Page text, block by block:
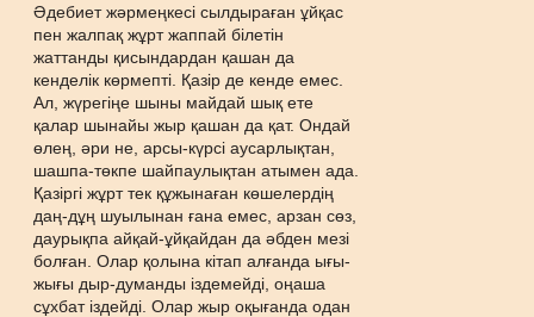
Əдебиет жəрмеңкесі сылдыраған ұйқас
пен жалпақ жұрт жаппай білетін
жаттанды қисындардан қашан да
кенделік көрмепті. Қазір де кенде емес.
Ал, жүрегіңе шыны майдай шық ете
қалар шынайы жыр қашан да қат. Ондай
өлең, əри не, арсы-күрсі аусарлықтан,
шашпа-төкпе шайпаулықтан атымен ада.
Қазіргі жұрт тек құжынаған көшелердің
даң-дұң шуылынан ғана емес, арзан сөз,
даурықпа айқай-ұйқайдан да əбден мезі
болған. Олар қолына кітап алғанда ығы-
жығы дыр-думанды іздемейді, оңаша
сұхбат іздейді. Олар жыр оқығанда одан